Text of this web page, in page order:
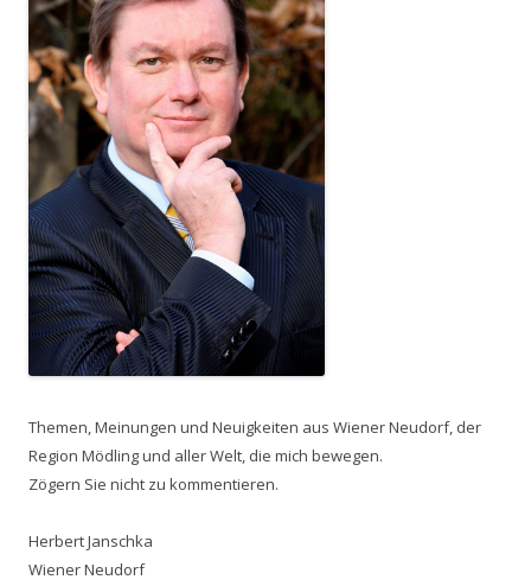
Themen, Meinungen und Neuigkeiten aus Wiener Neudorf, der
Region Mödling und aller Welt, die mich bewegen.
Zögern Sie nicht zu kommentieren.
Herbert Janschka
Wiener Neudorf